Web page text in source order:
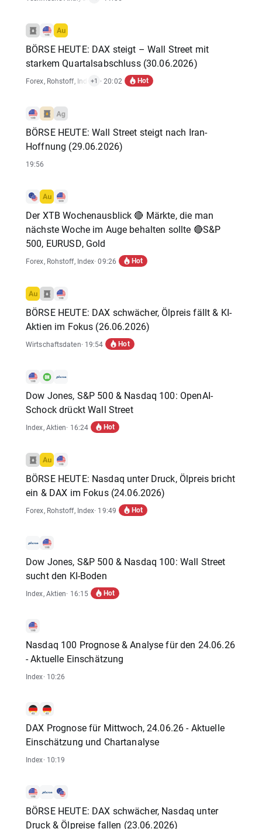
BÖRSE HEUTE: DAX steigt – Wall Street mit
starkem Quartalsabschluss (30.06.2026)
Forex, Rohstoff, Index, Wirtschaftsdaten
+1 · 20:02 Hot
BÖRSE HEUTE: Wall Street steigt nach Iran-
Hoffnung (29.06.2026)
19:56
Der XTB Wochenausblick 🔴 Märkte, die man
nächste Woche im Auge behalten sollte 🔴S&P
500, EURUSD, Gold
Forex, Rohstoff, Index· 09:26 Hot
BÖRSE HEUTE: DAX schwächer, Ölpreis fällt & KI-
Aktien im Fokus (26.06.2026)
Wirtschaftsdaten· 19:54 Hot
Dow Jones, S&P 500 & Nasdaq 100: OpenAI-
Schock drückt Wall Street
Index,Aktien· 16:24 Hot
BÖRSE HEUTE: Nasdaq unter Druck, Ölpreis bricht
ein & DAX im Fokus (24.06.2026)
Forex, Rohstoff, Index· 19:49 Hot
Dow Jones, S&P 500 & Nasdaq 100: Wall Street
sucht den KI-Boden
Index,Aktien· 16:15 Hot
Nasdaq 100 Prognose & Analyse für den 24.06.26
- Aktuelle Einschätzung
Index· 10:26
DAX Prognose für Mittwoch, 24.06.26 - Aktuelle
Einschätzung und Chartanalyse
Index· 10:19
BÖRSE HEUTE: DAX schwächer, Nasdaq unter
Druck & Ölpreise fallen (23.06.2026)